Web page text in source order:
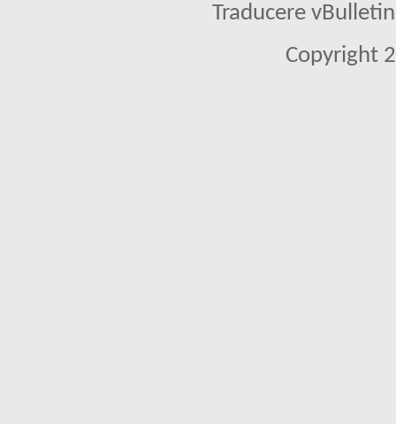
Traducere
Copyright